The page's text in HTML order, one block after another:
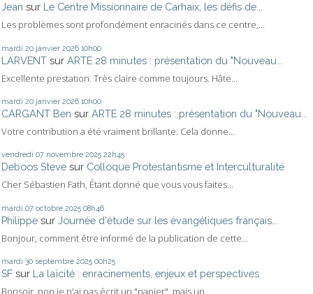
Jean sur Le Centre Missionnaire de Carhaix, les défis de...
Les problèmes sont profondément enracinés dans ce centre,...
mardi 20 janvier 2026 10h00
LARVENT sur ARTE 28 minutes : présentation du "Nouveau...
Excellente prestation. Très claire comme toujours. Hâte...
mardi 20 janvier 2026 10h00
CARGANT Ben sur ARTE 28 minutes : présentation du "Nouveau...
Votre contribution a été vraiment brillante. Cela donne...
vendredi 07 novembre 2025 22h45
Deboos Steve sur Colloque Protestantisme et Interculturalité
Cher Sébastien Fath, Étant donné que vous vous faites...
mardi 07 octobre 2025 08h46
Philippe sur Journée d'étude sur les évangéliques français...
Bonjour, comment être informé de la publication de cette...
mardi 30 septembre 2025 00h25
SF sur La laïcité : enracinements, enjeux et perspectives
Bonsoir, non je n'ai pas écrit un "papier", mais un...